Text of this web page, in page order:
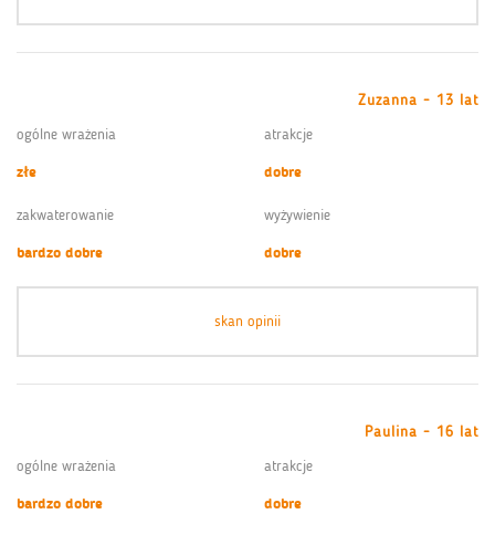
Zuzanna - 13 lat
ogólne wrażenia
złe
atrakcje
dobre
zakwaterowanie
bardzo dobre
wyżywienie
dobre
skan opinii
Paulina - 16 lat
ogólne wrażenia
bardzo dobre
atrakcje
dobre